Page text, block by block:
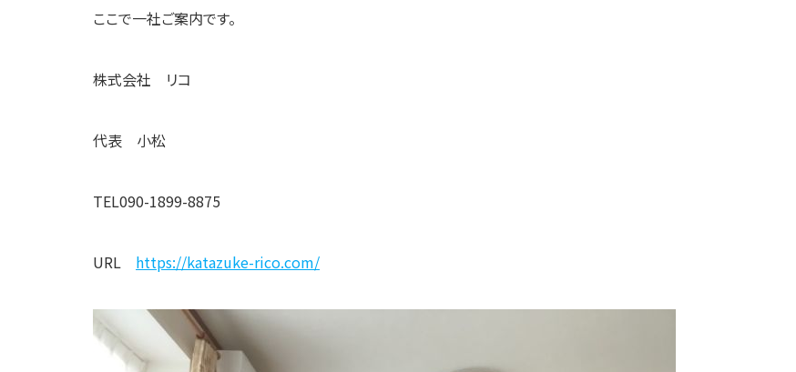
ここで一社ご案内です。
株式会社 リコ
代表 小松
TEL090-1899-8875
URL https://katazuke-rico.com/